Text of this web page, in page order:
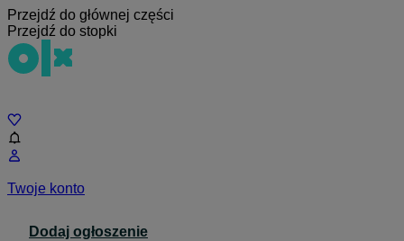
Przejdź do głównej części
Przejdź do stopki
Twoje konto
Dodaj ogłoszenie